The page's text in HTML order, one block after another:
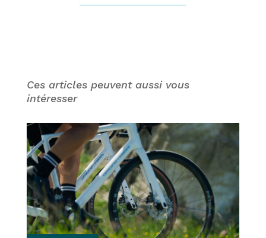
Ces articles peuvent aussi vous
intéresser